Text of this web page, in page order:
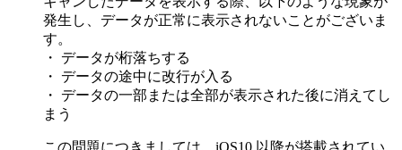
発生し、データが正常に表示されないことがございま
す。
・ データが桁落ちする
・ データの途中に改行が入る
・ データの一部または全部が表示された後に消えてし
まう
この問題につきましては、iOS10 以降が搭載されてい